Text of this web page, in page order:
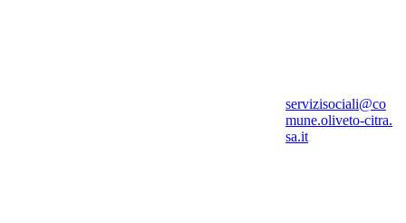
servizisociali@co
mune.oliveto-citra.
sa.it